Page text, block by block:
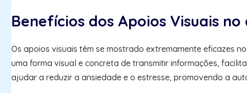
Benefícios dos Apoios Visuais no
Os apoios visuais têm se mostrado extremamente eficazes
uma forma visual e concreta de transmitir informações,
ajudar a reduzir a ansiedade e o estresse, promovendo a